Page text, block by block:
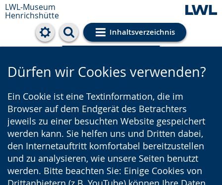
LWL-Museum
Henrichshütte
Inhaltsverzeichnis
Cookie-Einstellungen
Dürfen wir Cookies verwenden?
Ein Cookie ist eine Textinformation, die im
Browser auf dem Endgerät des Betrachters
jeweils zu einer besuchten Website gespeichert
werden kann. Sie helfen uns und Dritten dabei,
den Internetauftritt komfortabel bereitzustellen
und zu analysieren, wie unsere Seiten benutzt
werden. Bitte beachten Sie: Einige Cookies von